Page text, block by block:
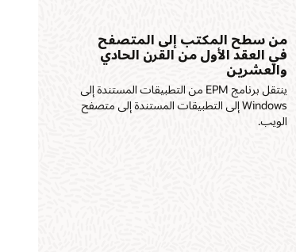
من سطح المكتب إلى المتصفح
في العقد الأول من القرن الحادي
والعشرين
ينتقل برنامج EPM من التطبيقات المستندة إلى
Windows إلى التطبيقات المستندة إلى متصفح
الويب.